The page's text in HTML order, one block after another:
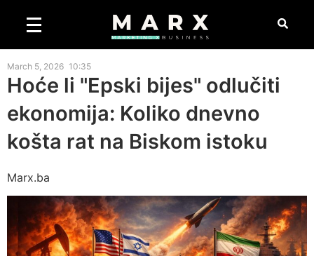
March 5, 2026 10:35
Hoće li "Epski bijes" odlučiti
ekonomija: Koliko dnevno
košta rat na Biskom istoku
Marx.ba